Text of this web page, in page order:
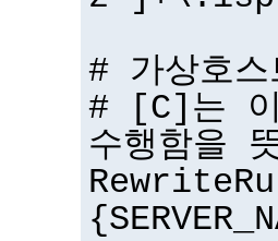
# 가상호
# [C]는 이
수행함을